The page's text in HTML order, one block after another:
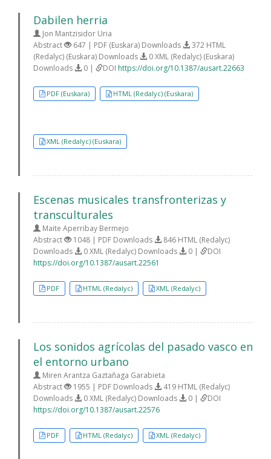
Dabilen herria
Jon Mantzisidor Uria
Abstract
647 | PDF (Euskara) Downloads
372 HTML
(Redalyc) (Euskara) Downloads
0 XML (Redalyc) (Euskara)
Downloads
0 | DOI https://doi.org/10.1387/ausart.22663
PDF (Euskara) HTML (Redalyc) (Euskara)
XML (Redalyc) (Euskara)
Escenas musicales transfronterizas y
transculturales
Maite Aperribay Bermejo
Abstract
1048 | PDF Downloads
846 HTML (Redalyc)
Downloads
0 XML (Redalyc) Downloads 0 |
DOI
https://doi.org/10.1387/ausart.22561
PDF HTML (Redalyc) XML (Redalyc)
Los sonidos agrícolas del pasado vasco en
el entorno urbano
Miren Arantza Gaztañaga Garabieta
Abstract
1955 | PDF Downloads
419 HTML (Redalyc)
Downloads
0 XML (Redalyc) Downloads 0 |
DOI
https://doi.org/10.1387/ausart.22576
PDF HTML (Redalyc) XML (Redalyc)